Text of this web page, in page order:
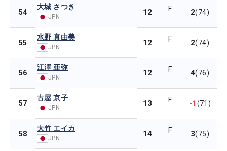
54
大城 さつき
JPN 12 F 2(74)
55
水野 真由美
JPN 12 F 2(74)
56
江澤 亜弥
JPN 12 F 4(76)
57
古屋 京子
JPN 13 F -1(71)
58
大竹 エイカ
JPN 14 F 3(75)